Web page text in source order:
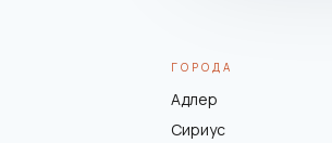
ГОРОДА
Адлер
Сириус